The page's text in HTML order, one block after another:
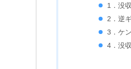
1．没
2．逆
3．ケ
4．没